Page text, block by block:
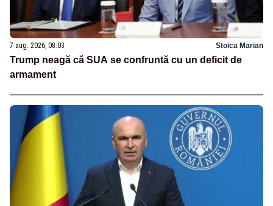
7 aug. 2026, 08:03 Stoica Marian
Trump neagă că SUA se confruntă cu un deficit de
armament